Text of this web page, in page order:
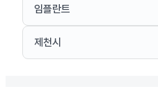
임플란트
제천시